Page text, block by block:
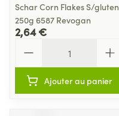
Schar Corn Flakes S/gluten
250g 6587 Revogan
2,64 €
Ajouter au panier